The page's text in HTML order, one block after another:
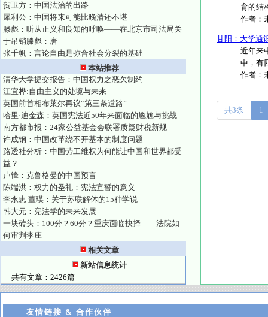
贺卫方：中国法治的出路
犀利公：中国将来可能比晚清还不堪
滕彪：听从正义和良知的呼唤——在北京市司法局关
于吊销滕彪：唐
张千帆：言论自由是弥合社会分裂的基础
本站推荐
清华大学提交报告：中国权力之恶欠制约
江宜桦:自由主义的处境与未来
英国前首相布莱尔再议“第三条道路”
哈里·迪金森：英国宪法近50年来面临的尴尬与挑战
南方都市报：24家公益基金会联署质疑财税新规
许成钢：中国改革绕不开基本的制度问题
路透社分析：中国劳工维权为何能让中国和世界都受
益？
卢锋：克鲁格曼的中国预言
陈端洪：权力的圣礼：宪法宣誓的意义
李永忠 董瑛：关于苏联解体的15种学说
韩大元：宪法学的未来发展
一块砖头：100分？60分？重庆面临抉择——法院如
何审判李庄
相关文章
新站信息统计
· 共有文章：2426篇
育的结
作者：
甘阳：大学通
近年来
中，有
作者：
共3条 1
友情链接 & 合作伙伴